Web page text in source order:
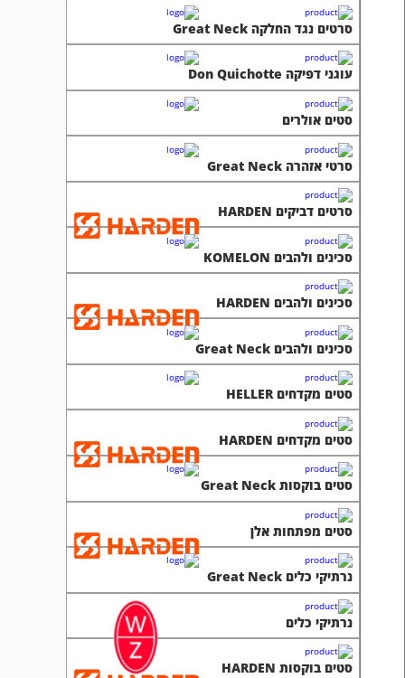
סרטים נגד החלקה Great Neck
עוגני דפיקה Don Quichotte
סטים אולרים
סרטי אזהרה Great Neck
סרטים דביקים HARDEN
סכינים ולהבים KOMELON
סכינים ולהבים HARDEN
סכינים ולהבים Great Neck
סטים מקדחים HELLER
סטים מקדחים HARDEN
סטים בוקסות Great Neck
סטים מפתחות אלן
נרתיקי כלים Great Neck
נרתיקי כלים
סטים בוקסות HARDEN